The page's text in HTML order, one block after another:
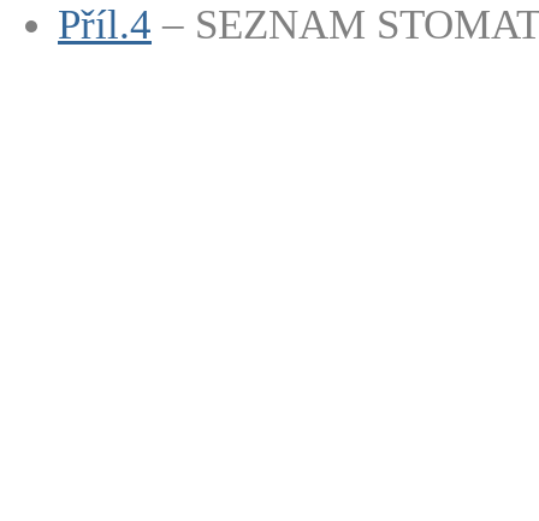
Příl.4 – SEZNAM